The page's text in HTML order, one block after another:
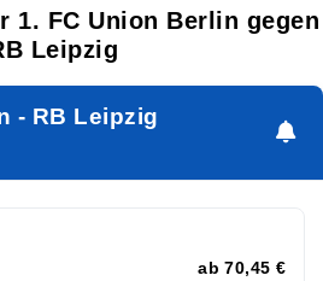
1. FC Union Berlin gegen
Leipzig
- RB Leipzig
ab 70,45 €